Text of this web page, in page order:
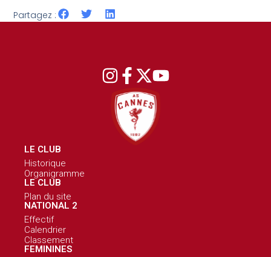
Partagez :
LE CLUB
Historique
Organigramme
LE CLUB
Plan du site
NATIONAL 2
Effectif
Calendrier
Classement
FEMININES